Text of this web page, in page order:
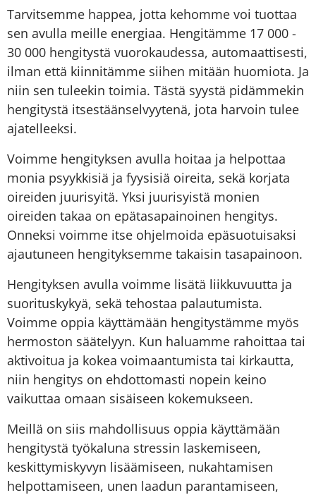
Tarvitsemme happea, jotta kehomme voi tuottaa
sen avulla meille energiaa. Hengitämme 17 000 -
30 000 hengitystä vuorokaudessa, automaattisesti,
ilman että kiinnitämme siihen mitään huomiota. Ja
niin sen tuleekin toimia. Tästä syystä pidämmekin
hengitystä itsestäänselvyytenä, jota harvoin tulee
ajatelleeksi.
Voimme hengityksen avulla hoitaa ja helpottaa
monia psyykkisiä ja fyysisiä oireita, sekä korjata
oireiden juurisyitä. Yksi juurisyistä monien
oireiden takaa on epätasapainoinen hengitys.
Onneksi voimme itse ohjelmoida epäsuotuisaksi
ajautuneen hengityksemme takaisin tasapainoon.
Hengityksen avulla voimme lisätä liikkuvuutta ja
suorituskykyä, sekä tehostaa palautumista.
Voimme oppia käyttämään hengitystämme myös
hermoston säätelyyn. Kun haluamme rahoittaa tai
aktivoitua ja kokea voimaantumista tai kirkautta,
niin hengitys on ehdottomasti nopein keino
vaikuttaa omaan sisäiseen kokemukseen.
Meillä on siis mahdollisuus oppia käyttämään
hengitystä työkaluna stressin laskemiseen,
keskittymiskyvyn lisäämiseen, nukahtamisen
helpottamiseen, unen laadun parantamiseen,